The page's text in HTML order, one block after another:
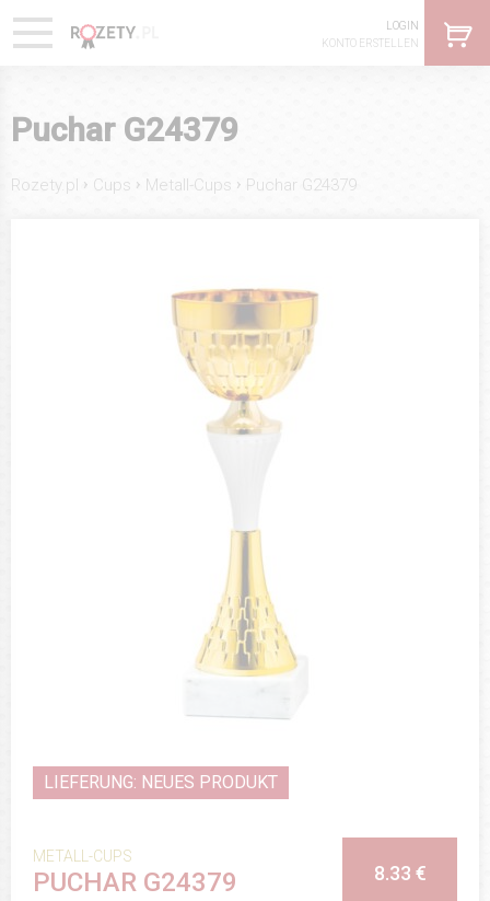
LOGIN
KONTO ERSTELLEN
Puchar G24379
Rozety.pl › Cups › Metall-Cups › Puchar G24379
LIEFERUNG: NEUES PRODUKT
METALL-CUPS
PUCHAR G24379 8.33 €